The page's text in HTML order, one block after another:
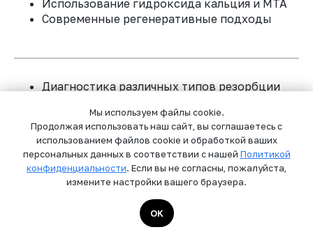
Мы используем файлы cookie.
Продолжая использовать наш сайт, вы соглашаетесь с
использованием файлов cookie и обработкой ваших
персональных данных в соответствии с нашей Политикой
конфиденциальности. Если вы не согласны, пожалуйста,
измените настройки вашего браузера.
OK
Использование гидроксида кальция и МТА
Современные регенеративные подходы
Диагностика различных типов резорбции
Тактика при заместительной резорбции
Инфрапозиция у растущих пациентов
Декоронация: показания и техника
Ортодонтическое закрытие пространства
Аутотрансплантация
196084, Россия, г. Санкт-Петербург, Киевская ул.,
д. 12, литера А, кв.8
Пользовательское соглашение